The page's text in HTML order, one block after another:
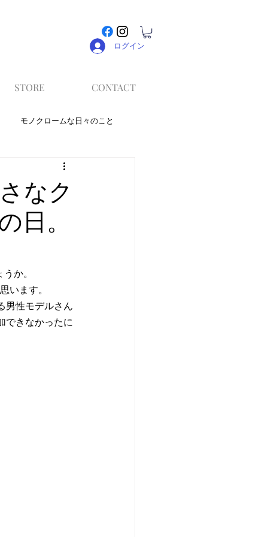
ログイン
STORE CONTACT
モノクロームな日々のこと
なク
日。
か。
います。
男性モデルさん
できなかったに